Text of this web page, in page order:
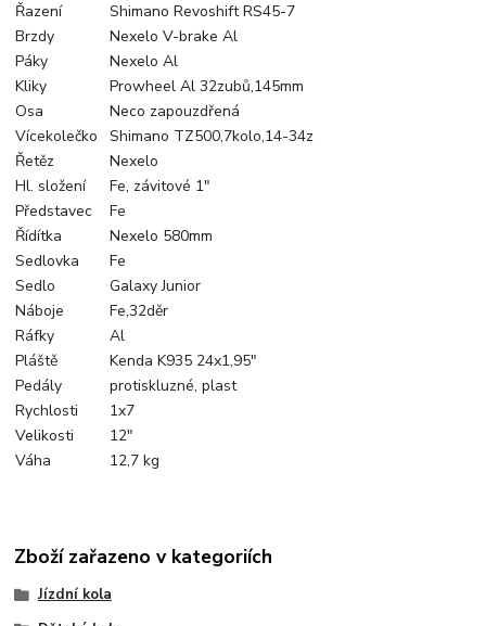
Řazení
Shimano Revoshift RS45-7
Brzdy
Nexelo V-brake Al
Páky
Nexelo Al
Kliky
Prowheel Al 32zubů,145mm
Osa
Neco zapouzdřená
Vícekolečko
Shimano TZ500,7kolo,14-34z
Řetěz
Nexelo
Hl. složení
Fe, závitové 1"
Představec
Fe
Řídítka
Nexelo 580mm
Sedlovka
Fe
Sedlo
Galaxy Junior
Náboje
Fe,32děr
Ráfky
Al
Pláště
Kenda K935 24x1,95"
Pedály
protiskluzné, plast
Rychlosti
1x7
Velikosti
12"
Váha
12,7 kg
Zboží zařazeno v kategoriích
Jízdní kola